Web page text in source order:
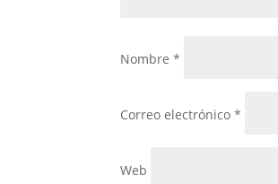
Nombre*
Correo electrónico*
Web